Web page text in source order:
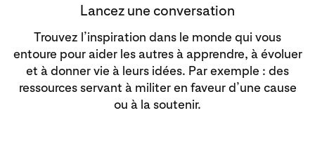
Lancez une conversation
Trouvez l’inspiration dans le monde qui vous
entoure pour aider les autres à apprendre, à évoluer
et à donner vie à leurs idées. Par exemple : des
ressources servant à militer en faveur d’une cause
ou à la soutenir.